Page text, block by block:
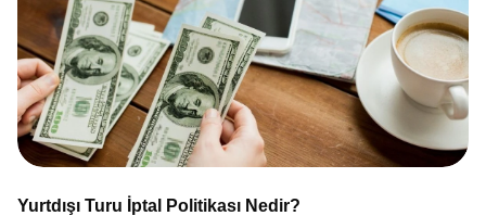
Yurtdışı Turu İptal Politikası Nedir?